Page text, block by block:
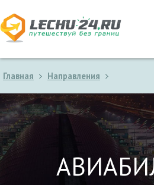
Главная Направления